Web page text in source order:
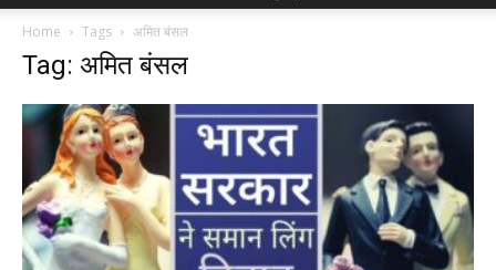
Home Tags अमित बंसल
Tag: अमित बंसल